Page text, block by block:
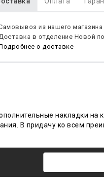
из нашего магазина
в отделение Новой
о доставке
накладки на
я. В придачу ко всем